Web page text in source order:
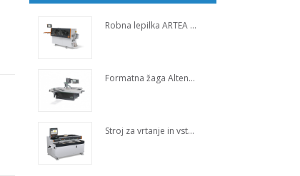
Robna lepilka ARTEA 1020
Formatna žaga Altendorf HAND GUARD
Stroj za vrtanje in vstavljanje moznikov POWER-PIN 7605